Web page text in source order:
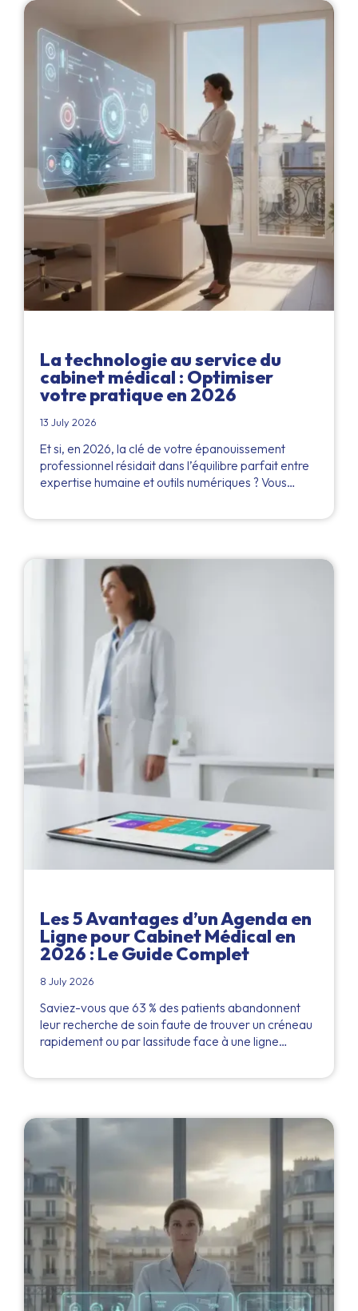
La technologie au service du
cabinet médical : Optimiser
votre pratique en 2026
13 July 2026
Et si, en 2026, la clé de votre épanouissement
professionnel résidait dans l’équilibre parfait entre
expertise humaine et outils numériques ? Vous…
Les 5 Avantages d’un Agenda en
Ligne pour Cabinet Médical en
2026 : Le Guide Complet
8 July 2026
Saviez-vous que 63 % des patients abandonnent
leur recherche de soin faute de trouver un créneau
rapidement ou par lassitude face à une ligne…